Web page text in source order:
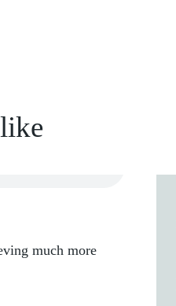
much more